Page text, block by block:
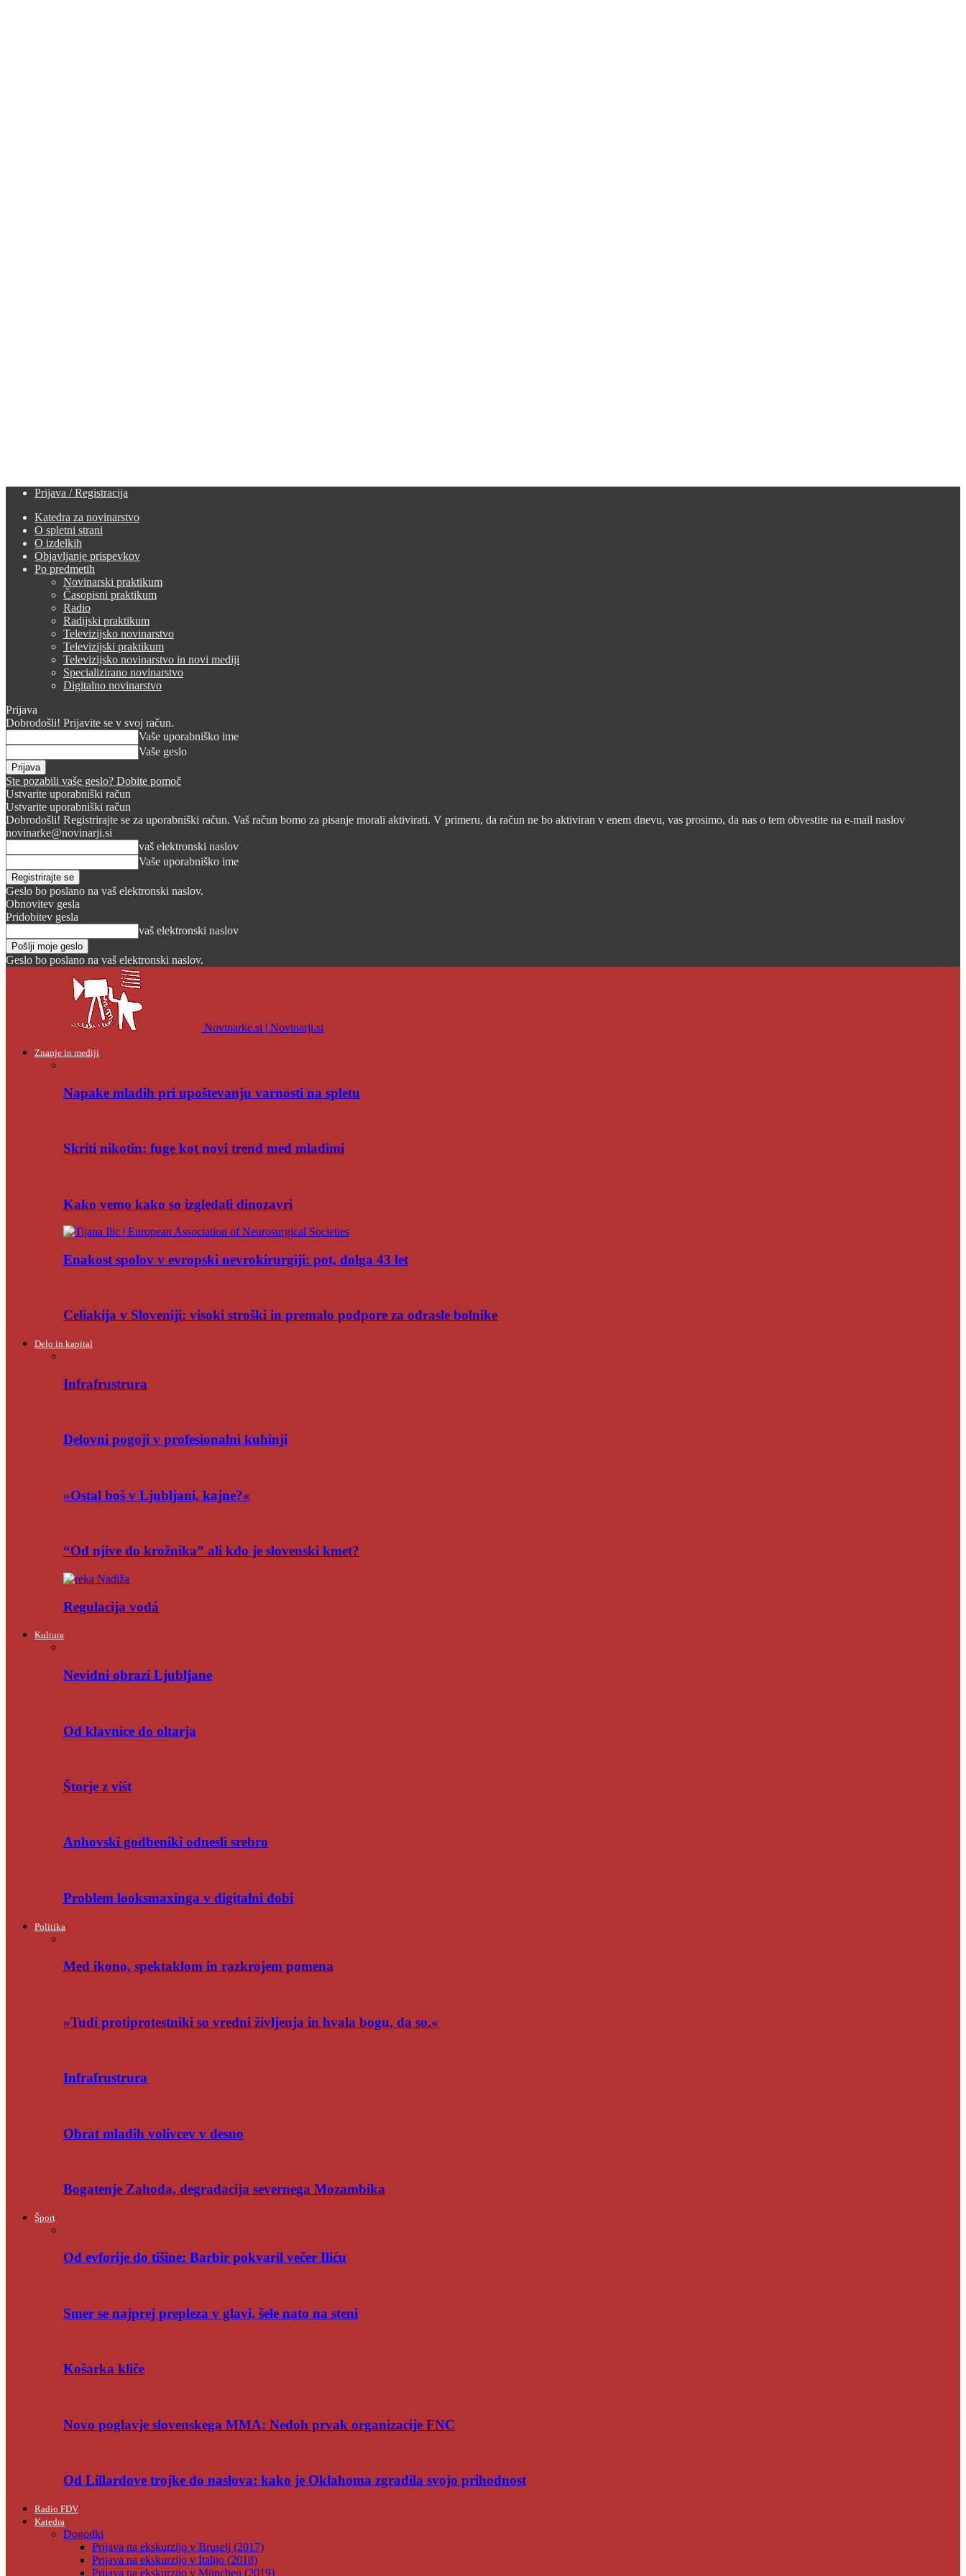
Prijava / Registracija
Katedra za novinarstvo
O spletni strani
O izdelkih
Objavljanje prispevkov
Po predmetih
Novinarski praktikum
Časopisni praktikum
Radio
Radijski praktikum
Televizijsko novinarstvo
Televizijski praktikum
Televizijsko novinarstvo in novi mediji
Specializirano novinarstvo
Digitalno novinarstvo
Prijava
Dobrodošli! Prijavite se v svoj račun.
Vaše uporabniško ime
Vaše geslo
Ste pozabili vaše geslo? Dobite pomoč
Ustvarite uporabniški račun
Ustvarite uporabniški račun
Dobrodošli! Registrirajte se za uporabniški račun. Vaš račun bomo za pisanje morali aktivirati. V primeru, da račun ne bo aktiviran v enem dnevu, vas prosimo, da nas o tem obvestite na e-mail naslov
novinarke@novinarji.si
vaš elektronski naslov
Vaše uporabniško ime
Geslo bo poslano na vaš elektronski naslov.
Obnovitev gesla
Pridobitev gesla
vaš elektronski naslov
Geslo bo poslano na vaš elektronski naslov.
Novinarke.si | Novinarji.si
Znanje in mediji
Napake mladih pri upoštevanju varnosti na spletu
Skriti nikotin: fuge kot novi trend med mladimi
Kako vemo kako so izgledali dinozavri
Enakost spolov v evropski nevrokirurgiji: pot, dolga 43 let
Celiakija v Sloveniji: visoki stroški in premalo podpore za odrasle bolnike
Delo in kapital
Infrafrustrura
Delovni pogoji v profesionalni kuhinji
»Ostal boš v Ljubljani, kajne?«
“Od njive do krožnika” ali kdo je slovenski kmet?
Regulacija vodá
Kultura
Nevidni obrazi Ljubljane
Od klavnice do oltarja
Štorje z višt
Anhovski godbeniki odnesli srebro
Problem looksmaxinga v digitalni dobi
Politika
Med ikono, spektaklom in razkrojem pomena
»Tudi protiprotestniki so vredni življenja in hvala bogu, da so.«
Infrafrustrura
Obrat mladih volivcev v desno
Bogatenje Zahoda, degradacija severnega Mozambika
Šport
Od evforije do tišine: Barbir pokvaril večer Iliću
Smer se najprej prepleza v glavi, šele nato na steni
Košarka kliče
Novo poglavje slovenskega MMA: Nedoh prvak organizacije FNC
Od Lillardove trojke do naslova: kako je Oklahoma zgradila svojo prihodnost
Radio FDV
Katedra
Dogodki
Prijava na ekskurzijo v Bruselj (2017)
Prijava na ekskurzijo v Italijo (2018)
Prijava na ekskurzijo v München (2019)